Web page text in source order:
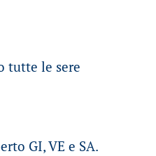
tutte le sere
GI, VE e SA.